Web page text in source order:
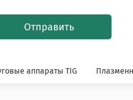
Отправить
аппараты TIG